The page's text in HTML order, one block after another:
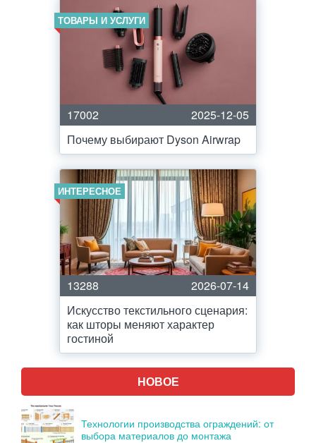
ТОВАРЫ И УСЛУГИ
17002
2025-12-05
Почему выбирают Dyson Airwrap
ИНТЕРЕСНОЕ
13288
2026-07-14
Искусство текстильного сценария:
как шторы меняют характер
гостиной
НОВОЕ
Технологии производства ограждений: от
выбора материалов до монтажа